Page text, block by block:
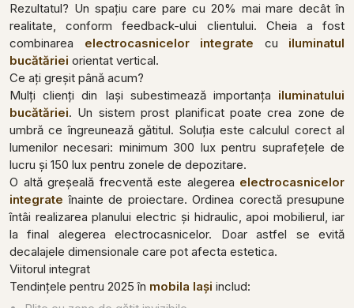
Rezultatul? Un spațiu care pare cu 20% mai mare decât în
realitate, conform feedback-ului clientului. Cheia a fost
combinarea electrocasnicelor integrate cu iluminatul
bucătăriei orientat vertical.
Ce ați greșit până acum?
Mulți clienți din Iași subestimează importanța iluminatului
bucătăriei. Un sistem prost planificat poate crea zone de
umbră ce îngreunează gătitul. Soluția este calculul corect al
lumenilor necesari: minimum 300 lux pentru suprafețele de
lucru și 150 lux pentru zonele de depozitare.
O altă greșeală frecventă este alegerea electrocasnicelor
integrate înainte de proiectare. Ordinea corectă presupune
întâi realizarea planului electric și hidraulic, apoi mobilierul, iar
la final alegerea electrocasnicelor. Doar astfel se evită
decalajele dimensionale care pot afecta estetica.
Viitorul integrat
Tendințele pentru 2025 în mobila Iași includ: